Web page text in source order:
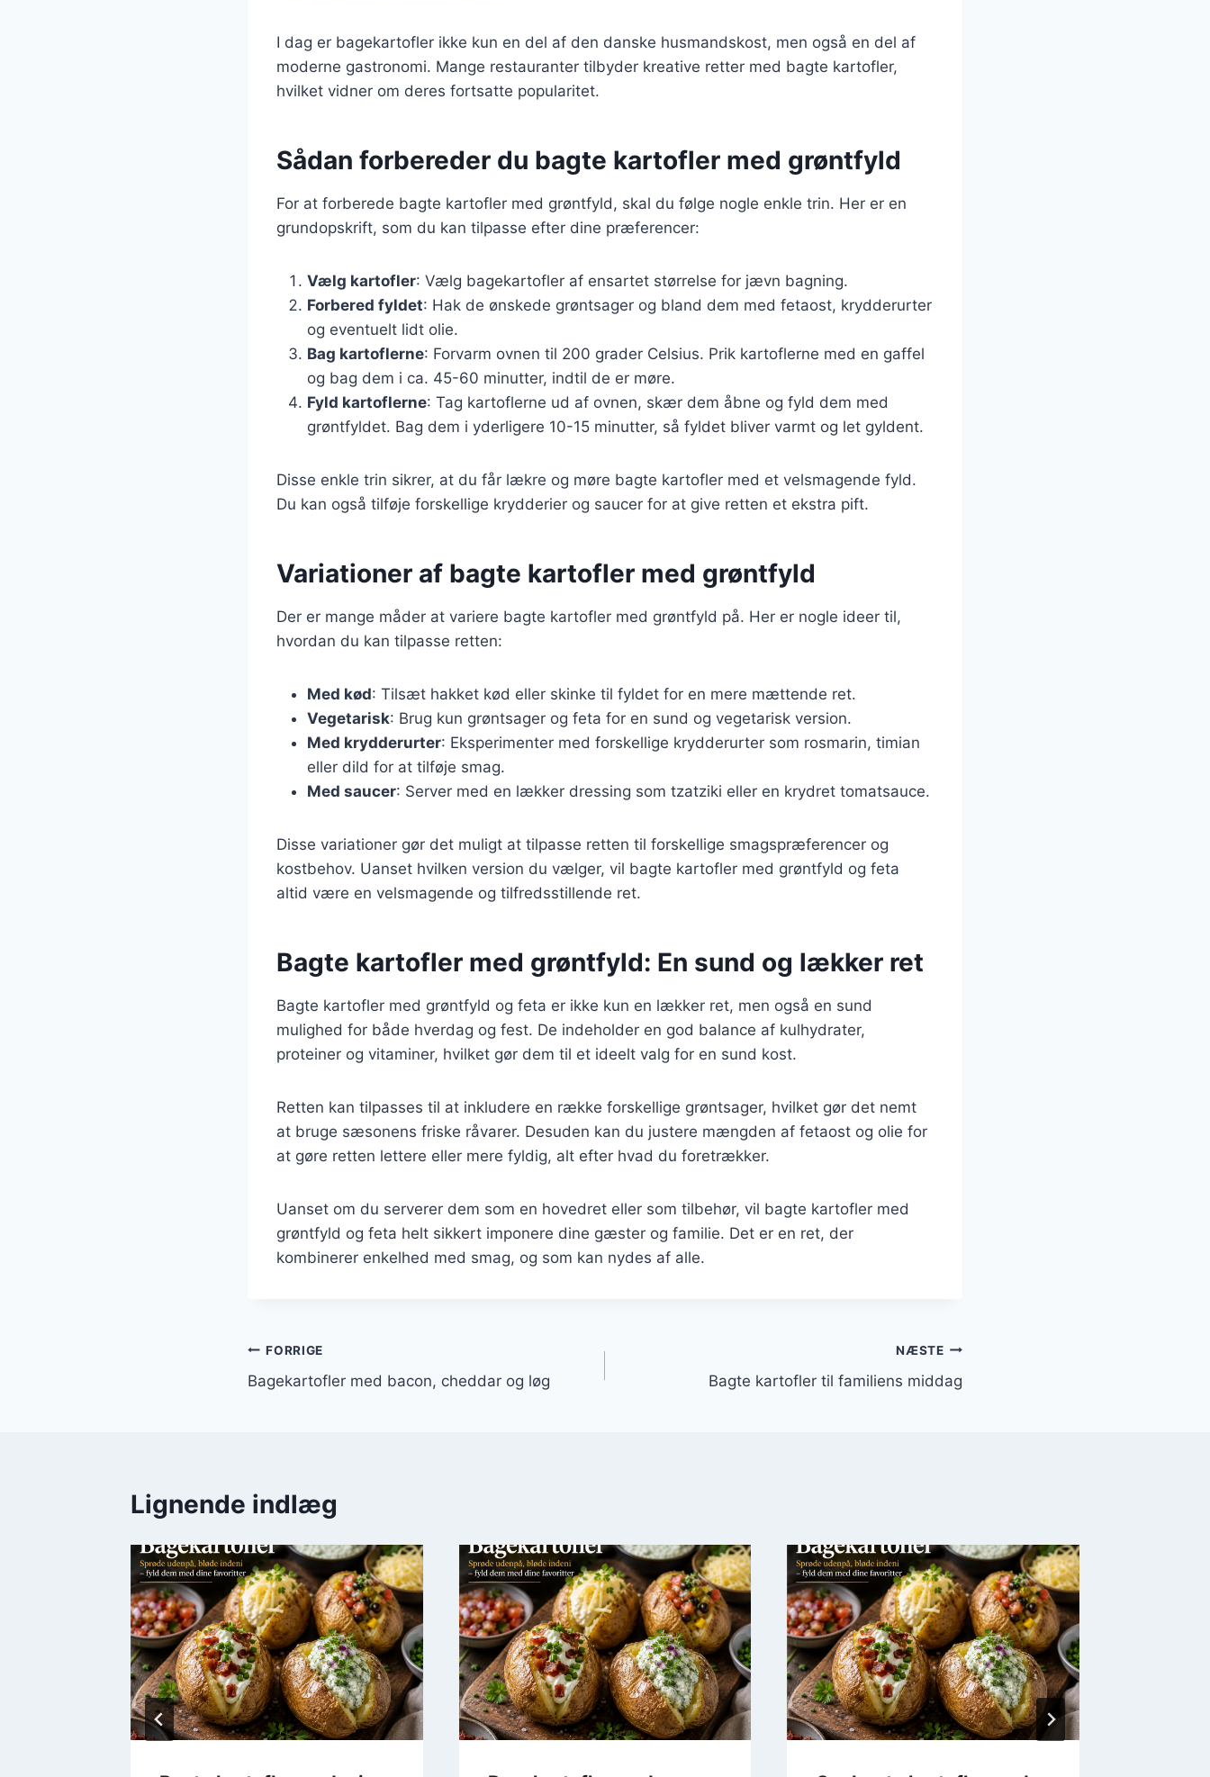
I dag er bagekartofler ikke kun en del af den danske husmandskost, men også en del af
moderne gastronomi. Mange restauranter tilbyder kreative retter med bagte kartofler,
hvilket vidner om deres fortsatte popularitet.
Sådan forbereder du bagte kartofler med grøntfyld
For at forberede bagte kartofler med grøntfyld, skal du følge nogle enkle trin. Her er en
grundopskrift, som du kan tilpasse efter dine præferencer:
Vælg kartofler: Vælg bagekartofler af ensartet størrelse for jævn bagning.
Forbered fyldet: Hak de ønskede grøntsager og bland dem med fetaost, krydderurter
og eventuelt lidt olie.
Bag kartoflerne: Forvarm ovnen til 200 grader Celsius. Prik kartoflerne med en gaffel
og bag dem i ca. 45-60 minutter, indtil de er møre.
Fyld kartoflerne: Tag kartoflerne ud af ovnen, skær dem åbne og fyld dem med
grøntfyldet. Bag dem i yderligere 10-15 minutter, så fyldet bliver varmt og let gyldent.
Disse enkle trin sikrer, at du får lækre og møre bagte kartofler med et velsmagende fyld.
Du kan også tilføje forskellige krydderier og saucer for at give retten et ekstra pift.
Variationer af bagte kartofler med grøntfyld
Der er mange måder at variere bagte kartofler med grøntfyld på. Her er nogle ideer til,
hvordan du kan tilpasse retten:
Med kød: Tilsæt hakket kød eller skinke til fyldet for en mere mættende ret.
Vegetarisk: Brug kun grøntsager og feta for en sund og vegetarisk version.
Med krydderurter: Eksperimenter med forskellige krydderurter som rosmarin, timian
eller dild for at tilføje smag.
Med saucer: Server med en lækker dressing som tzatziki eller en krydret tomatsauce.
Disse variationer gør det muligt at tilpasse retten til forskellige smagspræferencer og
kostbehov. Uanset hvilken version du vælger, vil bagte kartofler med grøntfyld og feta
altid være en velsmagende og tilfredsstillende ret.
Bagte kartofler med grøntfyld: En sund og lækker ret
Bagte kartofler med grøntfyld og feta er ikke kun en lækker ret, men også en sund
mulighed for både hverdag og fest. De indeholder en god balance af kulhydrater,
proteiner og vitaminer, hvilket gør dem til et ideelt valg for en sund kost.
Retten kan tilpasses til at inkludere en række forskellige grøntsager, hvilket gør det nemt
at bruge sæsonens friske råvarer. Desuden kan du justere mængden af fetaost og olie for
at gøre retten lettere eller mere fyldig, alt efter hvad du foretrækker.
Uanset om du serverer dem som en hovedret eller som tilbehør, vil bagte kartofler med
grøntfyld og feta helt sikkert imponere dine gæster og familie. Det er en ret, der
kombinerer enkelhed med smag, og som kan nydes af alle.
Indlægsnavigation
FORRIGE
Bagekartofler med bacon, cheddar og løg
NÆSTE
Bagte kartofler til familiens middag
Lignende indlæg